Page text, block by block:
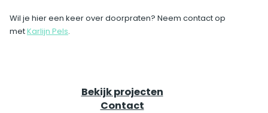
Wil je hier een keer over doorpraten? Neem contact op
metKarlijn Pels.
Bekijk projecten
Contact